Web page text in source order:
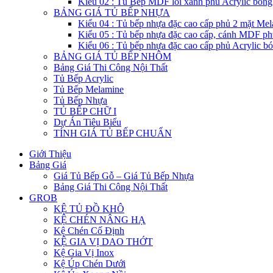
BẢNG GIÁ TỦ BẾP NHỰA
Kiểu 04 : Tủ bếp nhựa đặc cao cấp phủ 2 mặt
Kiểu 05 : Tủ bếp nhựa đặc cao cấp, cánh MDF
Kiểu 06 : Tủ bếp nhựa đặc cao cấp phủ Acrylic
BẢNG GIÁ TỦ BẾP NHÔM
Bảng Giá Thi Công Nội Thất
Tủ Bếp Acrylic
Tủ Bếp Melamine
Tủ Bếp Nhựa
TỦ BẾP CHỮ I
Dự Án Tiêu Biểu
TÍNH GIÁ TỦ BẾP CHUẨN
Giới Thiệu
Bảng Giá
Giá Tủ Bếp Gỗ – Giá Tủ Bếp Nhựa
Bảng Giá Thi Công Nội Thất
GROB
KỆ TỦ ĐỒ KHÔ
KỆ CHÉN NÂNG HẠ
Kệ Chén Cố Định
KỆ GIA VỊ DAO THỚT
Kệ Gia Vị Inox
Kệ Úp Chén Dưới